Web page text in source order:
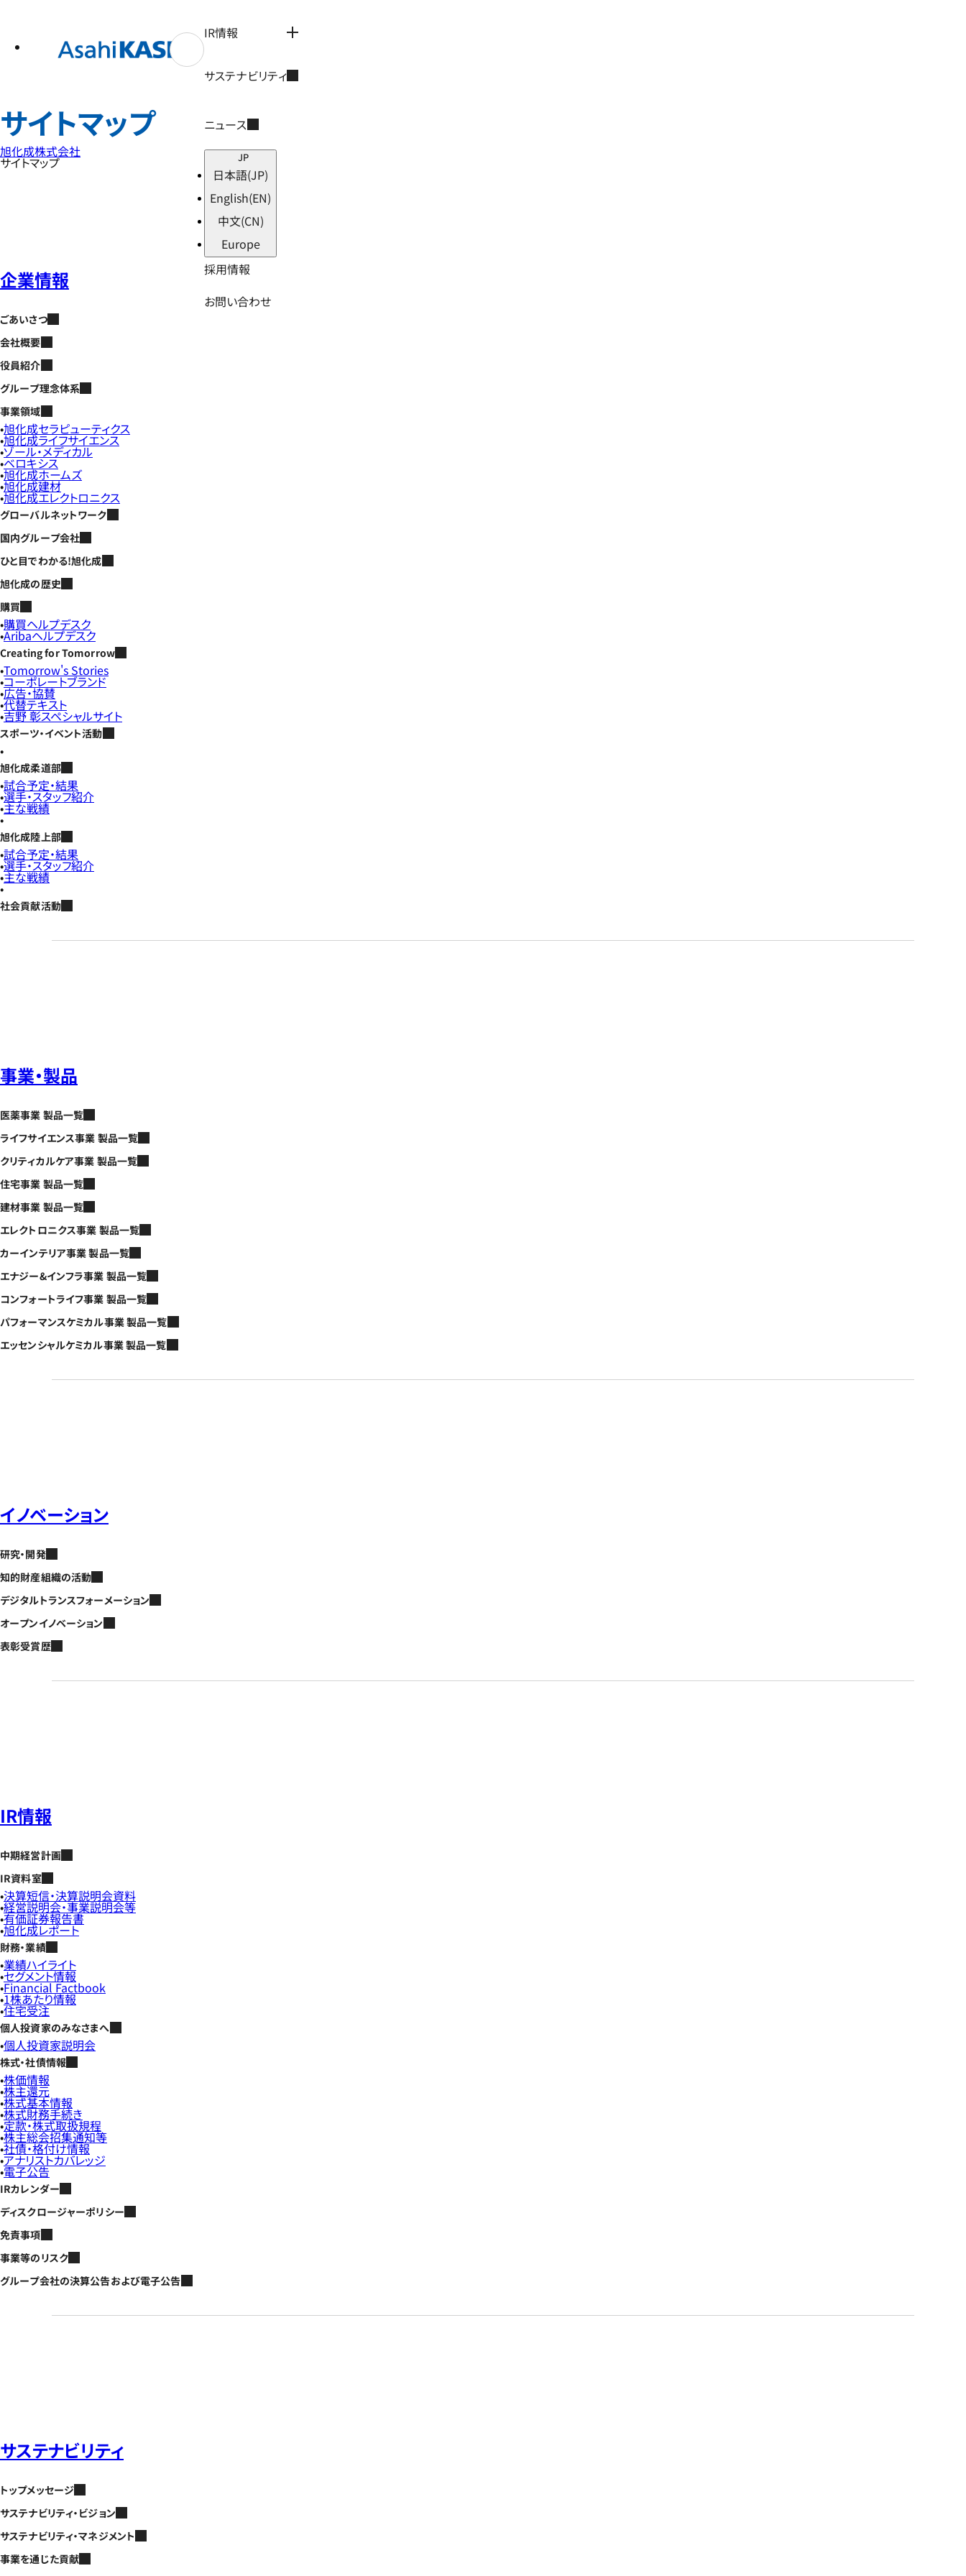
IR情報
サステナビリティ
ニュース
JP
日本語(JP)
English(EN)
中文(CN)
Europe
採用情報
お問い合わせ
サイトマップ
旭化成株式会社
サイトマップ
企業情報
ごあいさつ
会社概要
役員紹介
グループ理念体系
事業領域
旭化成セラピューティクス
旭化成ライフサイエンス
ゾール・メディカル
ベロキシス
旭化成ホームズ
旭化成建材
旭化成エレクトロニクス
グローバルネットワーク
国内グループ会社
ひと目でわかる!旭化成
旭化成の歴史
購買
購買ヘルプデスク
Aribaヘルプデスク
Creating for Tomorrow
Tomorrow's Stories
コーポレートブランド
広告・協賛
代替テキスト
吉野 彰スペシャルサイト
スポーツ・イベント活動
旭化成柔道部
試合予定・結果
選手・スタッフ紹介
主な戦績
旭化成陸上部
試合予定・結果
選手・スタッフ紹介
主な戦績
社会貢献活動
事業・製品
医薬事業 製品一覧
ライフサイエンス事業 製品一覧
クリティカルケア事業 製品一覧
住宅事業 製品一覧
建材事業 製品一覧
エレクトロニクス事業 製品一覧
カーインテリア事業 製品一覧
エナジー&インフラ事業 製品一覧
コンフォートライフ事業 製品一覧
パフォーマンスケミカル事業 製品一覧
エッセンシャルケミカル事業 製品一覧
イノベーション
研究・開発
知的財産組織の活動
デジタルトランスフォーメーション
オープンイノベーション
表彰受賞歴
IR情報
中期経営計画
IR資料室
決算短信・決算説明会資料
経営説明会・事業説明会等
有価証券報告書
旭化成レポート
財務・業績
業績ハイライト
セグメント情報
Financial Factbook
1株あたり情報
住宅受注
個人投資家のみなさまへ
個人投資家説明会
株式・社債情報
株価情報
株主還元
株式基本情報
株式財務手続き
定款・株式取扱規程
株主総会招集通知等
社債・格付け情報
アナリストカバレッジ
電子公告
IRカレンダー
ディスクロージャーポリシー
免責事項
事業等のリスク
グループ会社の決算公告および電子公告
サステナビリティ
トップメッセージ
サステナビリティ・ビジョン
サステナビリティ・マネジメント
事業を通じた貢献